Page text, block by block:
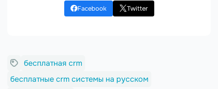
Facebook Twitter
бесплатная crm
бесплатные crm системы на русском